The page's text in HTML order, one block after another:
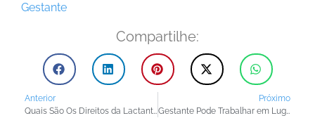
Gestante
Compartilhe:
Anterior
Próximo
Gestante Pode Trabalhar em Lugar Insalubre?